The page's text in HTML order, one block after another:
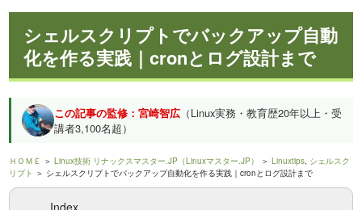
シェルスクリプトでバックアップ自動
化を作る実践｜cronとログ設計まで
この記事の監修：宮崎智広 （Linux実務・教育歴20年以上・受
講者3,100名超）
ＨＯＭＥ ＞Linux技術 リナックスマスター.JP（Linuxマスター.JP） ＞Linuxtips, シェルスク
リプト ＞ シェルスクリプトでバックアップ自動化を作る実践｜cronとログ設計まで